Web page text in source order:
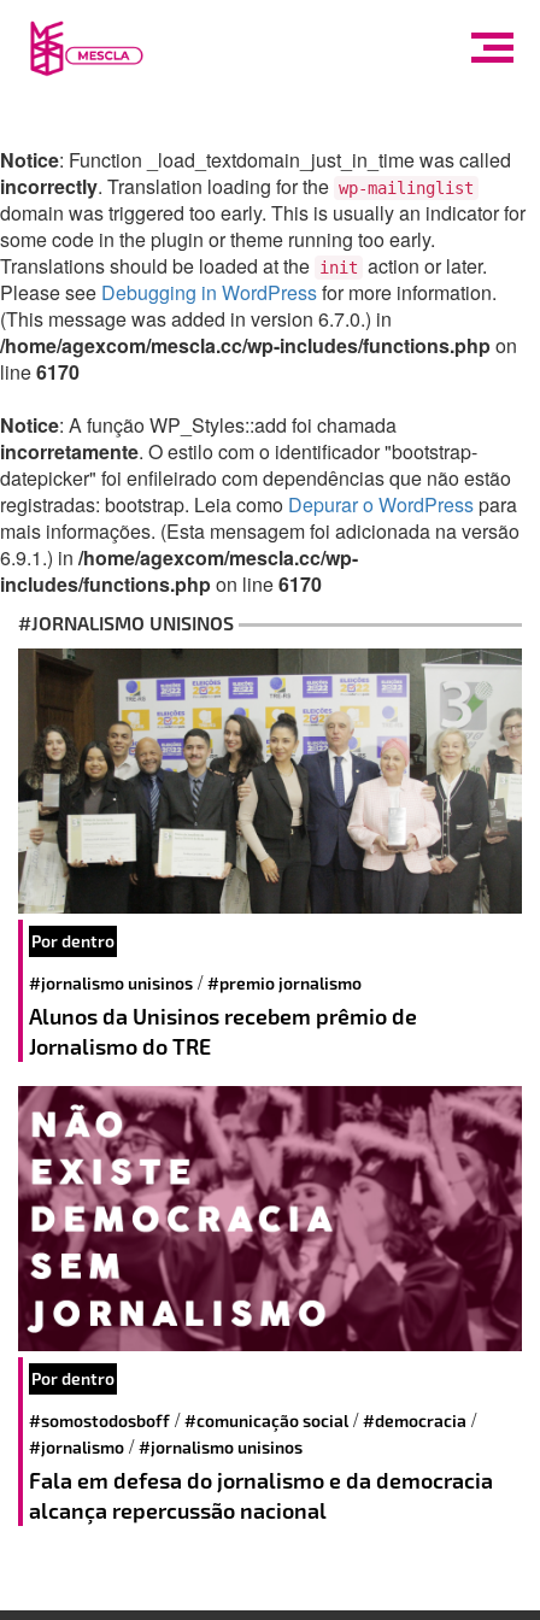
Notice: Function _load_textdomain_just_in_time was called
incorrectly. Translation loading for the wp-mailinglist
domain was triggered too early. This is usually an indicator for
some code in the plugin or theme running too early.
Translations should be loaded at the init action or later.
Please see Debugging in WordPressfor more information.
(This message was added in version 6.7.0.) in
/home/agexcom/mescla.cc/wp-includes/functions.phpon
line6170
Notice: A função WP_Styles::add foi chamada
incorretamente. O estilo com o identificador "bootstrap-
datepicker" foi enfileirado com dependências que não estão
registradas: bootstrap. Leia como Depurar o WordPresspara
mais informações. (Esta mensagem foi adicionada na versão
6.9.1.) in /home/agexcom/mescla.cc/wp-
includes/functions.phpon line6170
#JORNALISMO UNISINOS
Por dentro
#jornalismo unisinos /#premio jornalismo
Alunos da Unisinos recebem prêmio de
Jornalismo do TRE
Por dentro
#somostodosboff /#comunicação social/#democracia /
#jornalismo /#jornalismo unisinos
Fala em defesa do jornalismo e da democracia
alcança repercussão nacional